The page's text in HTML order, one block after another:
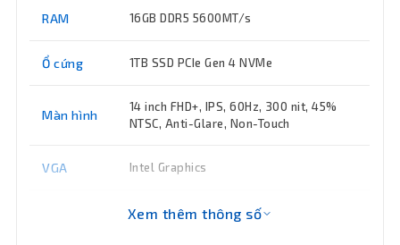
RAM 16GB DDR5 5600MT/s
Ổ cứng 1TB SSD PCIe Gen 4 NVMe
Màn hình
14 inch FHD+, IPS, 60Hz, 300 nit, 45%
NTSC, Anti-Glare, Non-Touch
VGA Intel Graphics
Không
Xem thêm thông số